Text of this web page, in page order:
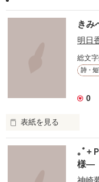
きみ
明日
総文
詩・
0
表紙を見る
このせかいにいる
たくさんのきみへ
たくさんの気持ちと
｡ﾟ+
様―
神崎